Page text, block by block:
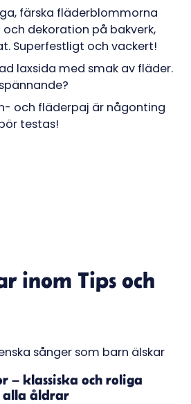
färska fläderblommorna
dekoration på bakverk,
Superfestligt och vackert!
laxsida med smak av fläder.
och fläderpaj är någonting
testas!
inomTips och
– klassiska och roliga
alla åldrar